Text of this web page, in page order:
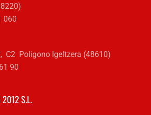
060
C2 Poligono Igeltzera (48610)
90
2012 S.L.